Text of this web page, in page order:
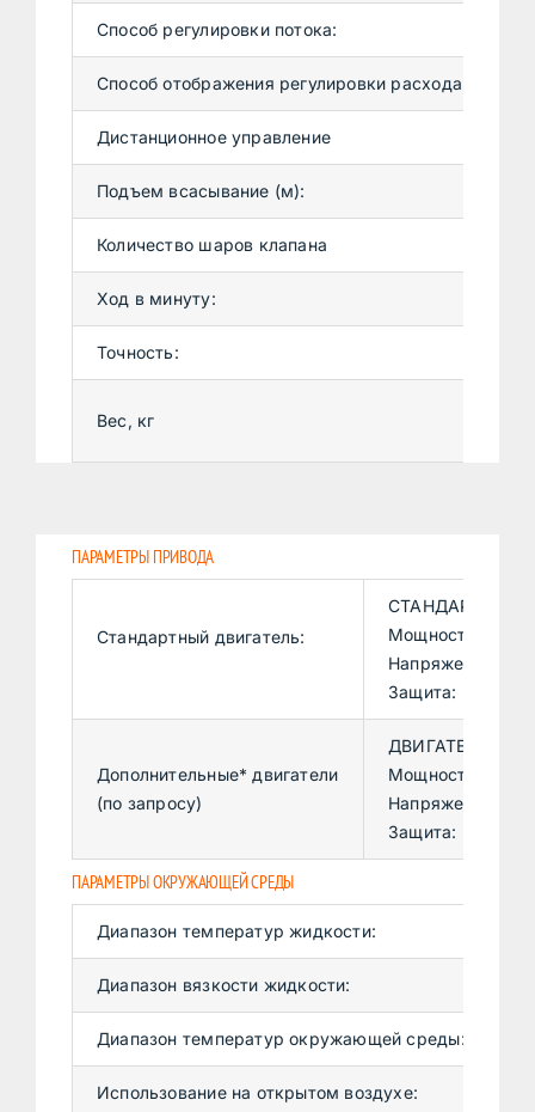
Способ регулировки потока:
Способ отображения регулировки расхода:
Дистанционное управление
Подъем всасывание (м):
Количество шаров клапана
Ход в минуту:
Точность:
Вес, кг
ПАРАМЕТРЫ ПРИВОДА
Стандартный двигатель:
СТАНДАРТНЫЙ
Мощность: 0,3
Напряжение:
Защита: IP55 /
Дополнительные* двигатели
(по запросу)
ДВИГАТЕЛЬ IEC
Мощность: 0,37
Напряжение:
Защита: IP55 /
ПАРАМЕТРЫ ОКРУЖАЮЩЕЙ СРЕДЫ
Диапазон температур жидкости:
Диапазон вязкости жидкости:
Диапазон температур окружающей среды:
Использование на открытом воздухе: